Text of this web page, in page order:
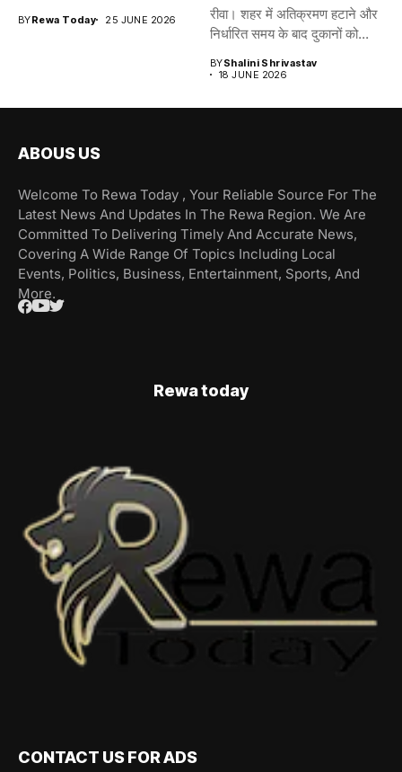
BYRewa Today 25 JUNE 2026
रीवा। शहर में अतिक्रमण हटाने और
निर्धारित समय के बाद दुकानों को...
BYShalini Shrivastav
18 JUNE 2026
ABOUS US
Welcome To Rewa Today , Your Reliable Source For The
Latest News And Updates In The Rewa Region. We Are
Committed To Delivering Timely And Accurate News,
Covering A Wide Range Of Topics Including Local
Events, Politics, Business, Entertainment, Sports, And
More.
Rewa today
CONTACT US FOR ADS